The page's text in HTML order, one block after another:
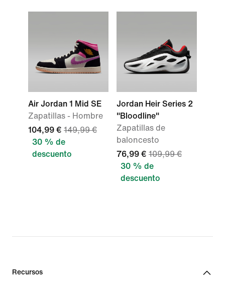
Air Jordan 1 Mid SE
Zapatillas - Hombre
104,99 € 149,99 €
30 % de
descuento
Jordan Heir Series 2
"Bloodline"
Zapatillas de
baloncesto
76,99 € 109,99 €
30 % de
descuento
Recursos